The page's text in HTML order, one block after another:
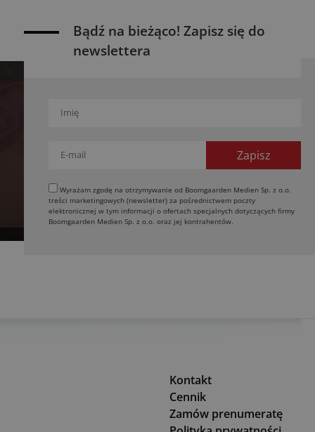
Bądź na bieżąco! Zapisz się do
newslettera
Wyrażam zgodę na otrzymywanie od Boomgaarden Medien Sp. z o.o.
treści marketingowych (newsletter) za pośrednictwem poczty
elektronicznej w tym informacji o ofertach specjalnych dotyczących firmy
Boomgaarden Medien Sp. z o.o. oraz jej kontrahentów.
Kontakt
Cennik
Zamów prenumeratę